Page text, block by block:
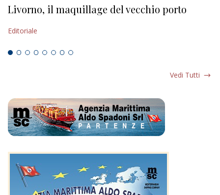
Livorno, il maquillage del vecchio porto
Editoriale
Vedi Tutti